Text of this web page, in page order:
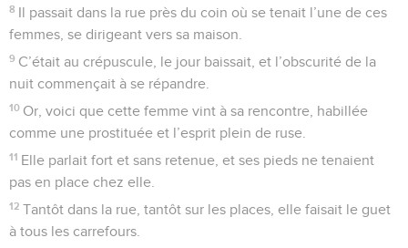
8 Il passait dans la rue près du coin où se tenait l’une de ces
femmes, se dirigeant vers sa maison.
9 C’était au crépuscule, le jour baissait, et l’obscurité de la
nuit commençait à se répandre.
10 Or, voici que cette femme vint à sa rencontre, habillée
comme une prostituée et l’esprit plein de ruse.
11 Elle parlait fort et sans retenue, et ses pieds ne tenaient
pas en place chez elle.
12 Tantôt dans la rue, tantôt sur les places, elle faisait le guet
à tous les carrefours.